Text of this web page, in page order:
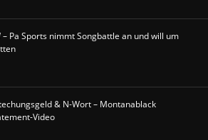
– Pa Sports nimmt Songbattle an und will um
& N-Wort – Montanablack
Video